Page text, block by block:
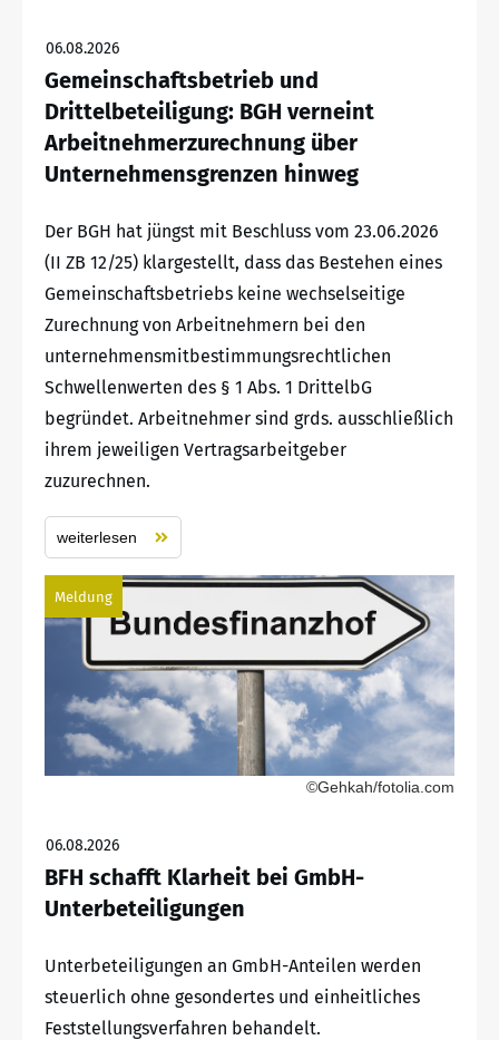
06.08.2026
Gemeinschaftsbetrieb und
Drittelbeteiligung: BGH verneint
Arbeitnehmerzurechnung über
Unternehmensgrenzen hinweg
Der BGH hat jüngst mit Beschluss vom 23.06.2026
(II ZB 12/25) klargestellt, dass das Bestehen eines
Gemeinschaftsbetriebs keine wechselseitige
Zurechnung von Arbeitnehmern bei den
unternehmensmitbestimmungsrechtlichen
Schwellenwerten des § 1 Abs. 1 DrittelbG
begründet. Arbeitnehmer sind grds. ausschließlich
ihrem jeweiligen Vertragsarbeitgeber
zuzurechnen.
weiterlesen
Meldung
©Gehkah/fotolia.com
06.08.2026
BFH schafft Klarheit bei GmbH-
Unterbeteiligungen
Unterbeteiligungen an GmbH-Anteilen werden
steuerlich ohne gesondertes und einheitliches
Feststellungsverfahren behandelt.